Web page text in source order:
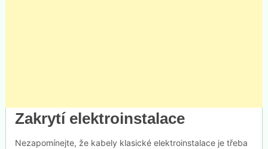
Zakrytí elektroinstalace
Nezapomínejte, že kabely klasické elektroinstalace je třeba